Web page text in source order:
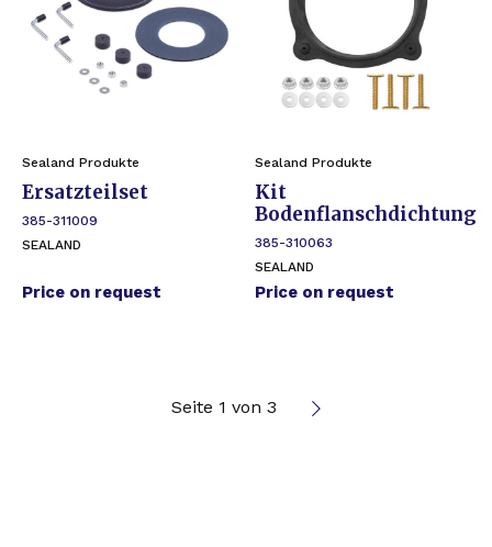
Sealand Produkte
Ersatzteilset
385-311009
SEALAND
Price on request
Sealand Produkte
Kit
Bodenflanschdichtung
385-310063
SEALAND
Price on request
Seite 1 von 3